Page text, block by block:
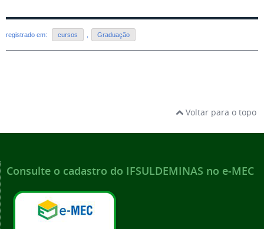
registrado em: cursos Graduação
Voltar para o topo
Consulte o cadastro do IFSULDEMINAS no e-MEC